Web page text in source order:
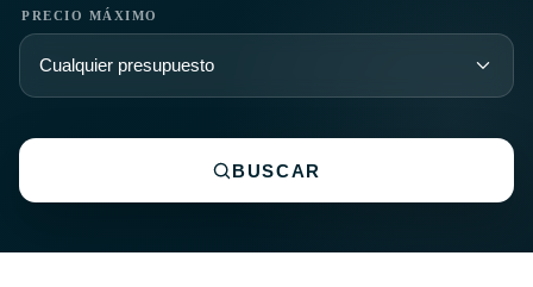
PRECIO MÁXIMO
BUSCAR